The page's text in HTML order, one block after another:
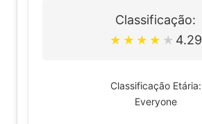
Classificação:
★ ★ ★ ★ ★ 4.29
Classificação Etária:
Everyone